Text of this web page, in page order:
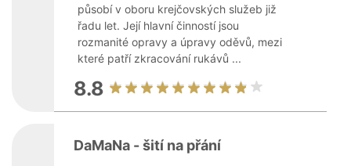
působí v oboru krejčovských služeb již
řadu let. Její hlavní činností jsou
rozmanité opravy a úpravy oděvů, mezi
které patří zkracování rukávů ...
8.8
DaMaNa - šití na přání